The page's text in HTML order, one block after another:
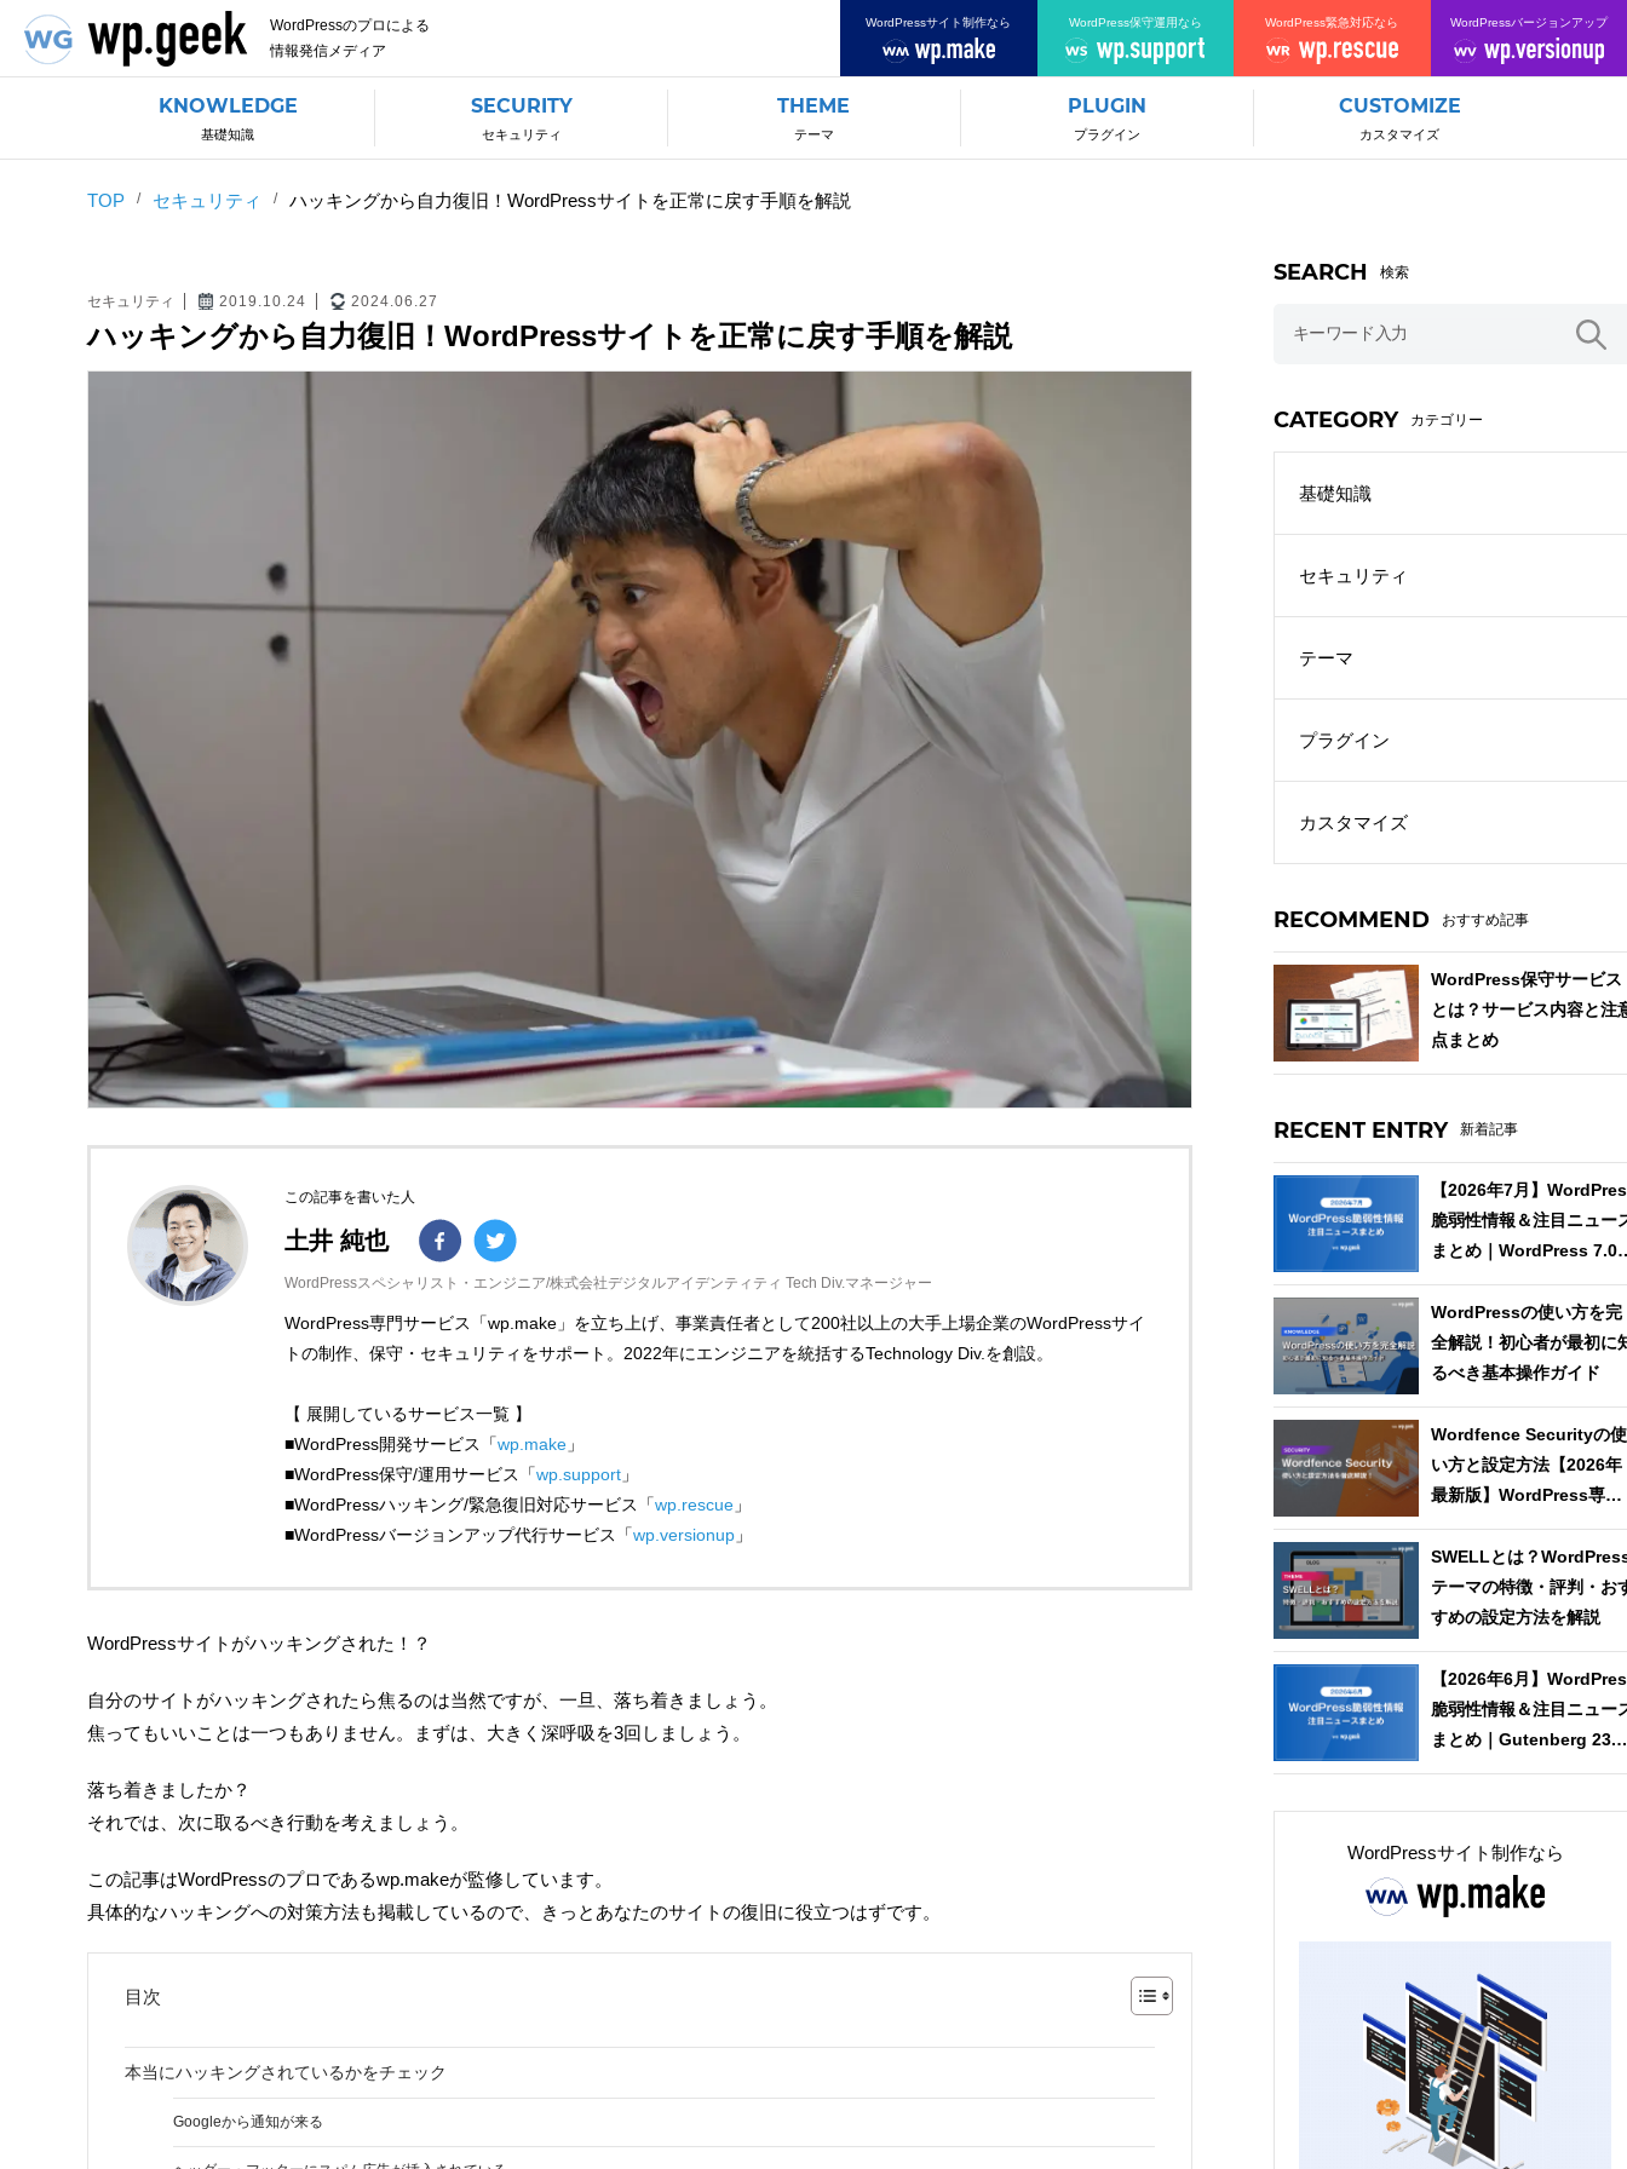
WordPressのプロによる
情報発信メディア
WordPressサイト制作なら WordPress保守運用なら WordPress緊急対応なら WordPressバージョンアップ
KNOWLEDGE
基礎知識
SECURITY
セキュリティ
THEME
テーマ
PLUGIN
プラグイン
CUSTOMIZE
カスタマイズ
TOP セキュリティ ハッキングから自力復旧！WordPressサイトを正常に戻す手順を解説
セキュリティ 2019.10.24 2024.06.27
ハッキングから自力復旧！WordPressサイトを正常に戻す手順を解説
この記事を書いた人
土井 純也
WordPressスペシャリスト・エンジニア/株式会社デジタルアイデンティティ Tech Div.マネージャー
WordPress専門サービス「wp.make」を立ち上げ、事業責任者として200社以上の大手上場企業のWordPressサイ
トの制作、保守・セキュリティをサポート。2022年にエンジニアを統括するTechnology Div.を創設。
【 展開しているサービス一覧 】
■WordPress開発サービス「wp.make 」
■WordPress保守/運用サービス「wp.support 」
■WordPressハッキング/緊急復旧対応サービス「wp.rescue 」
■WordPressバージョンアップ代行サービス「wp.versionup 」
WordPressサイトがハッキングされた！？
自分のサイトがハッキングされたら焦るのは当然ですが、一旦、落ち着きましょう。
焦ってもいいことは一つもありません。まずは、大きく深呼吸を3回しましょう。
落ち着きましたか？
それでは、次に取るべき行動を考えましょう。
この記事はWordPressのプロであるwp.makeが監修しています。
具体的なハッキングへの対策方法も掲載しているので、きっとあなたのサイトの復旧に役立つはずです。
目次
本当にハッキングされているかをチェック
Googleから通知が来る
SEARCH 検索
CATEGORY カテゴリー
基礎知識
セキュリティ
テーマ
プラグイン
カスタマイズ
RECOMMEND おすすめ記事
WordPress保守サービス
とは？サービス内容と注
点まとめ
RECENT ENTRY 新着記事
【2026年7月】
脆弱性情報＆注目ニュー
まとめ｜WordPress
緊急セキュリティリリー
ス：SQLインジェクショ
＆RCEの2件を即日修正
WordPressの使い方を完
全解説！初心者が最初に
るべき基本操作ガイド
Wordfence Securityの使
い方と設定方法【2026年
最新版】WordPress専門
メディアが徹底解説
SWELLとは？
テーマの特徴・評判・お
すめの設定方法を解説
【2026年6月】
脆弱性情報＆注目ニュー
まとめ｜Gutenberg 23.3
リリース：メディアエデ
WordPressサイト制作なら